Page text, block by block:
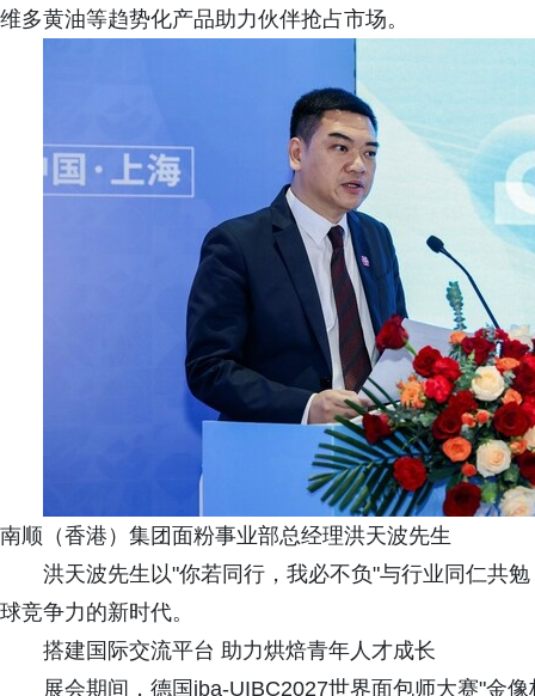
维多黄油等趋势化产品助力伙伴抢占市场。
南顺（香港）集团面粉事业部总经理洪天波先生
洪天波先生以"你若同行，我必不负"与行业同仁共
球竞争力的新时代。
搭建国际交流平台 助力烘焙青年人才成长
展会期间，德国iba-UIBC2027世界面包师大赛"金